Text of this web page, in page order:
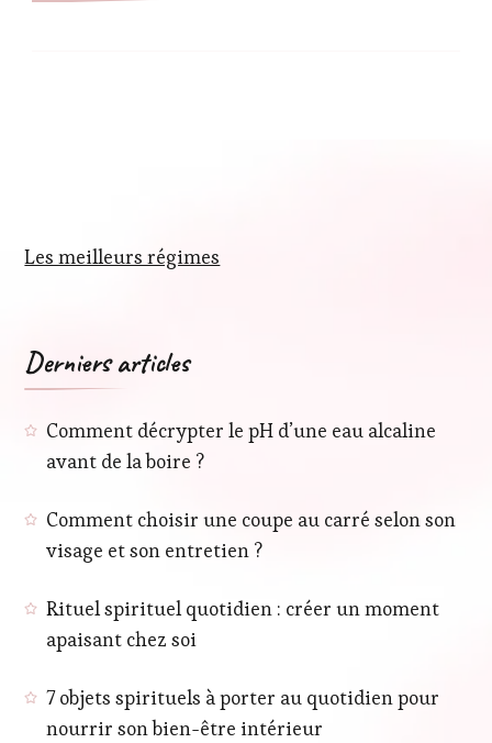
Les meilleurs régimes
Derniers articles
Comment décrypter le pH d’une eau alcaline
avant de la boire ?
Comment choisir une coupe au carré selon son
visage et son entretien ?
Rituel spirituel quotidien : créer un moment
apaisant chez soi
7 objets spirituels à porter au quotidien pour
nourrir son bien-être intérieur